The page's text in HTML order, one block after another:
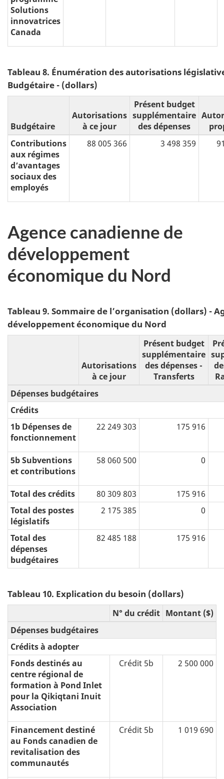
Solutions
innovatrices
Canada
Tableau 8. Énumération des autorisations
Budgétaire - (dollars)
Budgétaire
Autorisations
à ce jour
Présent budget
supplémentaire
des dépenses
Contributions
aux régimes
d’avantages
sociaux des
employés
88 005 366 3 498 359
Agence canadienne de
développement
économique du Nord
Tableau 9. Sommaire de l’organisation (dollars) -
développement économique du Nord
Autorisations
à ce jour
Présent budget
supplémentaire
des dépenses -
Transferts
Dépenses budgétaires
Crédits
1b Dépenses de
fonctionnement
22 249 303 175 916
5b Subventions
et contributions
58 060 500 0
Total des crédits 80 309 803
175 916
Total des postes
législatifs
2 175 385 0
Total des
dépenses
budgétaires
82 485 188 175 916
Tableau 10. Explication du besoin (dollars)
N° du crédit Montant ($)
Dépenses budgétaires
Crédits à adopter
Fonds destinés au
centre régional de
formation à Pond Inlet
pour la Qikiqtani Inuit
Association
Crédit 5b 2 500 000
Financement destiné
au Fonds canadien de
revitalisation des
communautés
Crédit 5b 1 019 690